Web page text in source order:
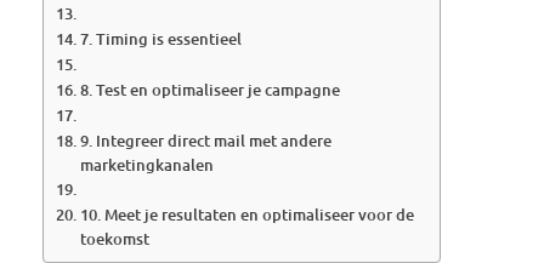
7. Timing is essentieel
8. Test en optimaliseer je campagne
9. Integreer direct mail met andere
marketingkanalen
10. Meet je resultaten en optimaliseer voor de
toekomst